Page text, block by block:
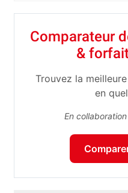
Comparateur
&
Trouvez la
en
En